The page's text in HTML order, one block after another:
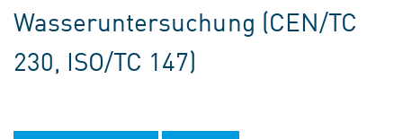
Wasseruntersuchung (CEN/TC
230, ISO/TC 147)